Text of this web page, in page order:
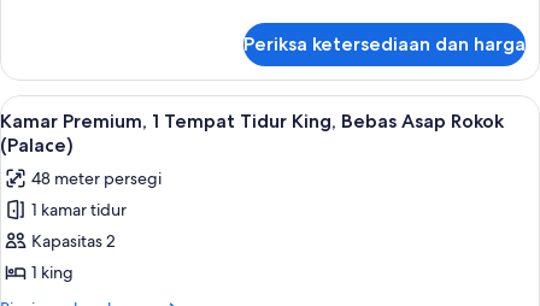
King
(Nobu)
Kamar
Deluks,
1
Tempat
Tidur
King
(Nobu)
Periksa ketersediaan dan harga
Lihat
semua
foto
untuk
Kamar
Premium,
1
Bantalan ekstra lembut, brankas,
4
Kamar Premium, 1 Tempat Tidur King, Bebas Asap Rokok
(Palace)
48 meter persegi
1 kamar tidur
Kapasitas 2
1 king